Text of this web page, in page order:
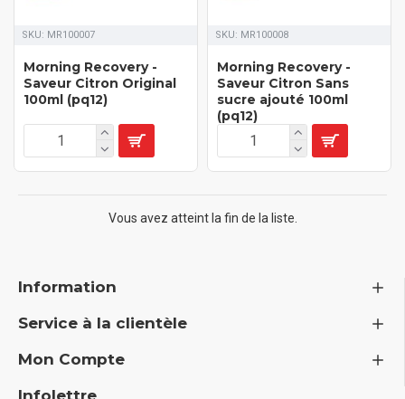
SKU: MR100007
Morning Recovery -
Saveur Citron Original
100ml (pq12)
SKU: MR100008
Morning Recovery -
Saveur Citron Sans
sucre ajouté 100ml
(pq12)
Vous avez atteint la fin de la liste.
Information
Service à la clientèle
Mon Compte
Infolettre